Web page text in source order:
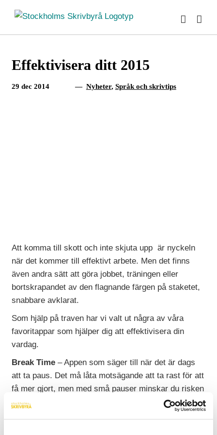
innehållet
Effektivisera ditt 2015
29 dec 2014 — Nyheter, Språk och skrivtips
Att komma till skott och inte skjuta upp är nyckeln
när det kommer till effektivt arbete. Men det finns
även andra sätt att göra jobbet, träningen eller
bortskrapandet av den flagnande färgen på staketet,
snabbare avklarat.
Som hjälp på traven har vi valt ut några av våra
favoritappar som hjälper dig att effektivisera din
vardag.
Break Time – Appen som säger till när det är dags
att ta paus. Det må låta motsägande att ta rast för att
få mer gjort, men med små pauser minskar du risken
att köra slut på ditt energiförråd och håller hjärnan